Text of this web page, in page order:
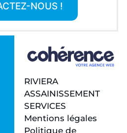
NOUS !
RIVIERA
ASSAINISSEMENT
SERVICES
Mentions légales
Politique de